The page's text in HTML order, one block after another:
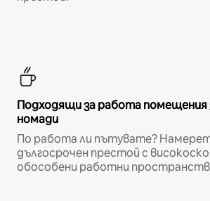
Подходящи за работа помещения
номади
По работа ли пътувате?
дългосрочен престой с
обособени работни